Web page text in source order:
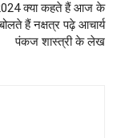
क्या कहते हैं आज के
हैं नक्षत्र पढ़े आचार्य
पंकज शास्त्री के लेख